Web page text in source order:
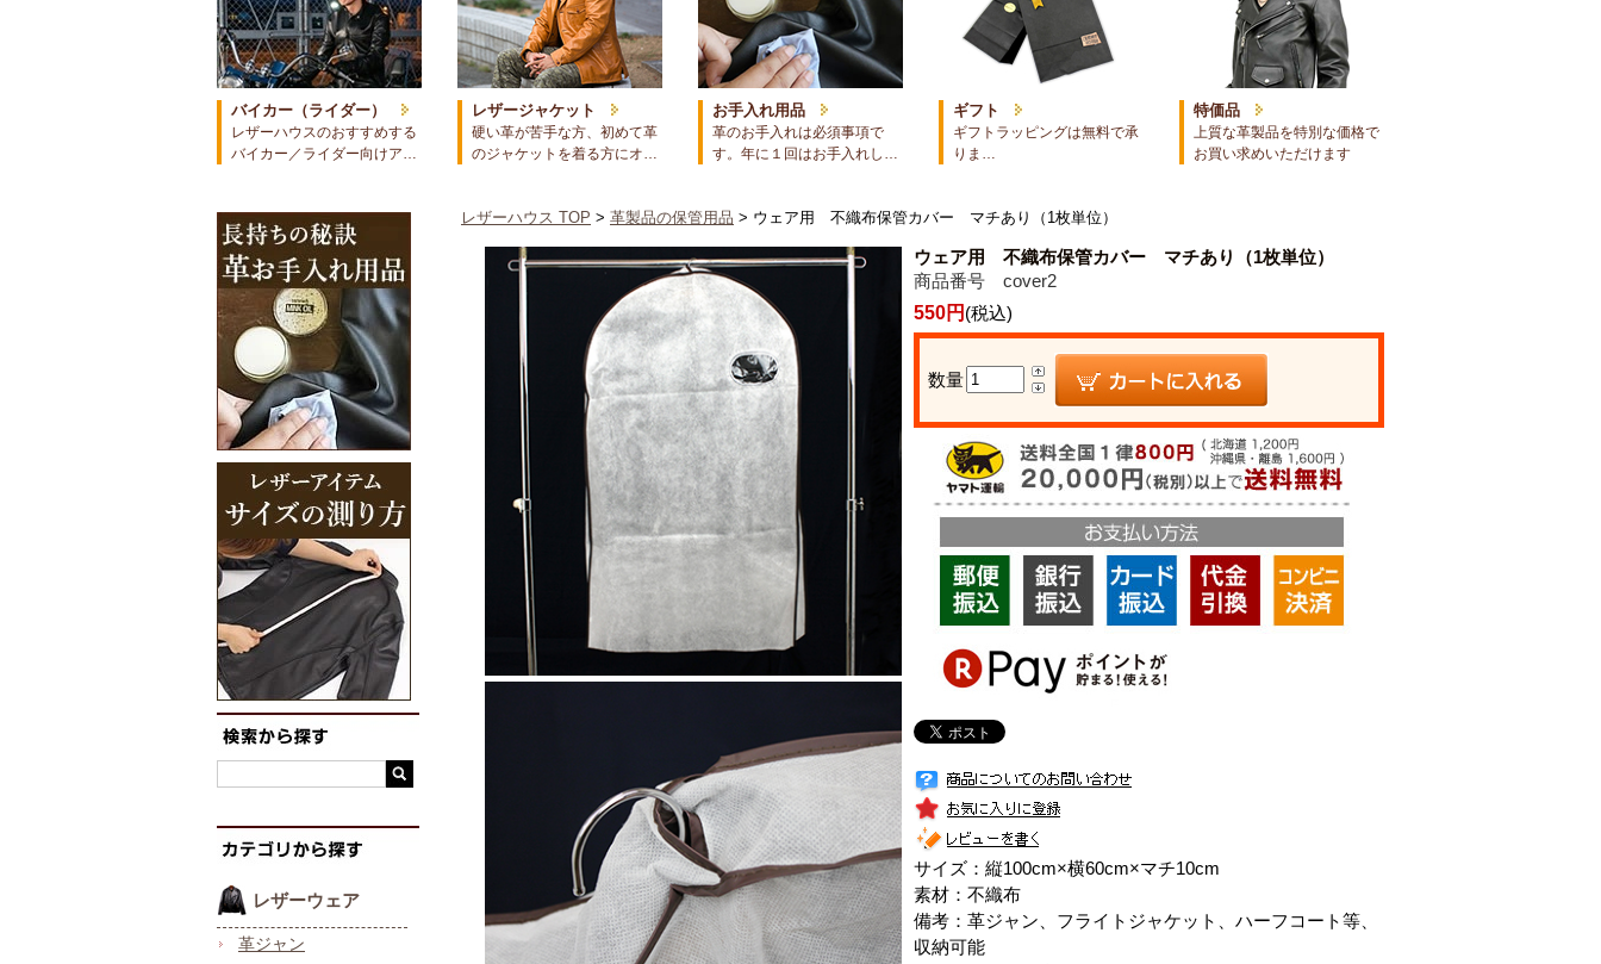
バイカー（ライダー）
レザーハウスのおすすめする
バイカー／ライダー向けア…
レザージャケット
硬い革が苦手な方、初めて革
のジャケットを着る方にオ…
お手入れ用品
革のお手入れは必須事項で
す。年に１回はお手入れし…
ギフト
ギフトラッピングは無料で承
りま…
特価品
上質な革製品を特別な価格で
お買い求めいただけます
レザーウェア
革ジャン
レザーハウス TOP > 革製品の保管用品 > ウェア用 不織布保管カバー マチあり（1枚単位）
ウェア用 不織布保管カバー マチあり（1枚単位）
商品番号 cover2
550円 (税込)
数量
サイズ：縦100cm×横60cm×マチ10cm
素材：不織布
備考：革ジャン、フライトジャケット、ハーフコート等、
収納可能